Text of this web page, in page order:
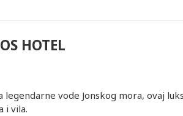
HOTEL
vode Jonskog mora, ovaj
i vila.